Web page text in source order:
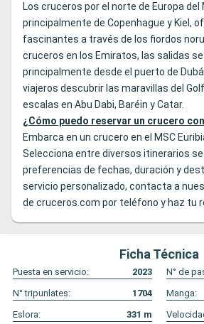
Los cruceros por el norte de Europa del
principalmente de Copenhague y Kiel,
fascinantes a través de los fiordos
cruceros en los Emiratos, las salidas
principalmente desde el puerto de
viajeros descubrir las maravillas del
escalas en Abu Dabi, Baréin y Catar.
¿Cómo puedo reservar un crucero
Embarca en un crucero en el MSC
Selecciona entre diversos itinerarios
preferencias de fechas, duración y
servicio personalizado, contacta a
de cruceros.com por teléfono y haz tu
Ficha Técnica
Puesta en servicio: 2023 N° de
N° tripunlates:
1704 Manga:
Eslora:
331 m